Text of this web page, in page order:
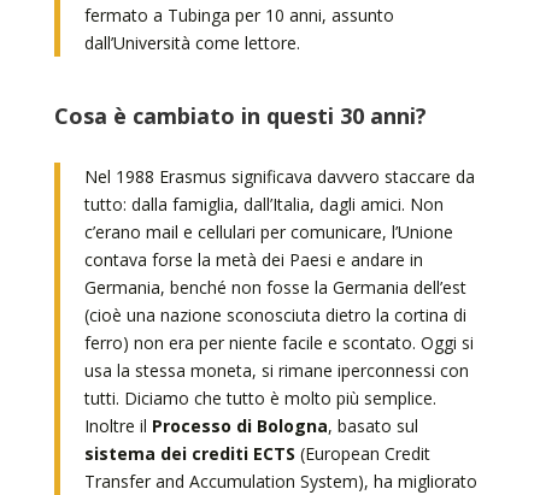
fermato a Tubinga per 10 anni, assunto
dall’Università come lettore.
Cosa è cambiato in questi 30 anni?
Nel 1988 Erasmus significava davvero staccare da
tutto: dalla famiglia, dall’Italia, dagli amici. Non
c’erano mail e cellulari per comunicare, l’Unione
contava forse la metà dei Paesi e andare in
Germania, benché non fosse la Germania dell’est
(cioè una nazione sconosciuta dietro la cortina di
ferro) non era per niente facile e scontato. Oggi si
usa la stessa moneta, si rimane iperconnessi con
tutti. Diciamo che tutto è molto più semplice.
Inoltre il Processo di Bologna, basato sul
sistema dei crediti ECTS (European Credit
Transfer and Accumulation System), ha migliorato